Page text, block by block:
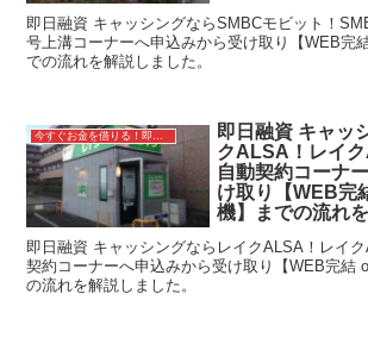
即日融資 キャッシングならSMBCモビット！
号上溝コーナーへ申込みから受け取り【WEB完
での流れを解説しました。
即日融資 キャッ
クALSA！レイ
自動契約コーナ
け取り【WEB完
機】までの流れ
即日融資 キャッシングならレイクALSA！レイ
契約コーナーへ申込みから受け取り【WEB完結
の流れを解説しました。